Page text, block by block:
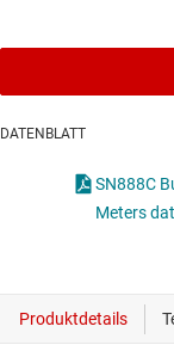
DATENBLATT
SN888C
Meters